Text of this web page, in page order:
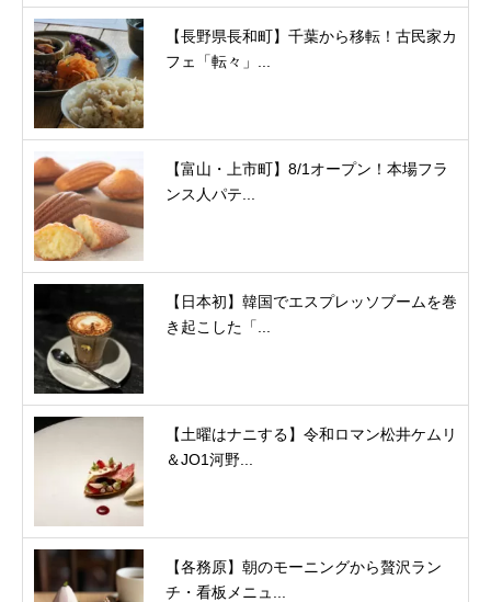
【長野県長和町】千葉から移転！古民家カ
フェ「転々」...
【富山・上市町】8/1オープン！本場フラ
ンス人パテ...
【日本初】韓国でエスプレッソブームを巻
き起こした「...
【土曜はナニする】令和ロマン松井ケムリ
＆JO1河野...
【各務原】朝のモーニングから贅沢ラン
チ・看板メニュ...